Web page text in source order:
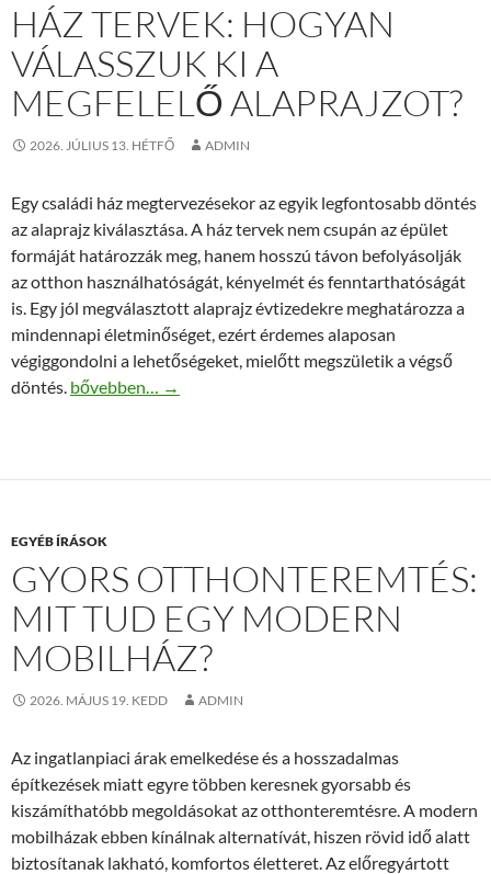
HÁZ TERVEK: HOGYAN
VÁLASSZUK KI A
MEGFELELŐ ALAPRAJZOT?
2026. JÚLIUS 13. HÉTFŐ ADMIN
Egy családi ház megtervezésekor az egyik legfontosabb döntés
az alaprajz kiválasztása. A ház tervek nem csupán az épület
formáját határozzák meg, hanem hosszú távon befolyásolják
az otthon használhatóságát, kényelmét és fenntarthatóságát
is. Egy jól megválasztott alaprajz évtizedekre meghatározza a
mindennapi életminőséget, ezért érdemes alaposan
végiggondolni a lehetőségeket, mielőtt megszületik a végső
döntés. Ház tervek: hogyan válasszuk ki a megfelelő alaprajzot?
bővebben… →
EGYÉB ÍRÁSOK
GYORS OTTHONTEREMTÉS:
MIT TUD EGY MODERN
MOBILHÁZ?
2026. MÁJUS 19. KEDD ADMIN
Az ingatlanpiaci árak emelkedése és a hosszadalmas
építkezések miatt egyre többen keresnek gyorsabb és
kiszámíthatóbb megoldásokat az otthonteremtésre. A modern
mobilházak ebben kínálnak alternatívát, hiszen rövid idő alatt
biztosítanak lakható, komfortos életteret. Az előregyártott